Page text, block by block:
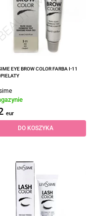
EYE BROW COLOR FARBA I-11
eur
DO KOSZYKA